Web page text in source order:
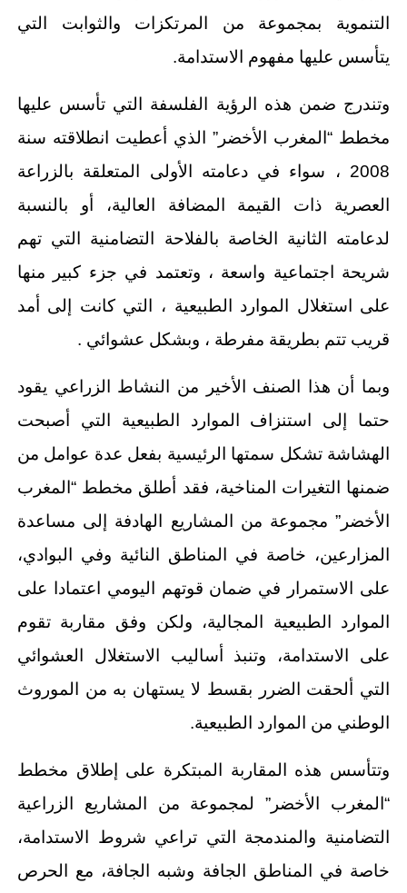
التنموية بمجموعة من المرتكزات والثوابت التي
يتأسس عليها مفهوم الاستدامة.
وتندرج ضمن هذه الرؤية الفلسفة التي تأسس عليها
مخطط “المغرب الأخضر” الذي أعطيت انطلاقته سنة
2008 ، سواء في دعامته الأولى المتعلقة بالزراعة
العصرية ذات القيمة المضافة العالية، أو بالنسبة
لدعامته الثانية الخاصة بالفلاحة التضامنية التي تهم
شريحة اجتماعية واسعة ، وتعتمد في جزء كبير منها
على استغلال الموارد الطبيعية ، التي كانت إلى أمد
قريب تتم بطريقة مفرطة ، وبشكل عشوائي .
وبما أن هذا الصنف الأخير من النشاط الزراعي يقود
حتما إلى استنزاف الموارد الطبيعية التي أصبحت
الهشاشة تشكل سمتها الرئيسية بفعل عدة عوامل من
ضمنها التغيرات المناخية، فقد أطلق مخطط “المغرب
الأخضر” مجموعة من المشاريع الهادفة إلى مساعدة
المزارعين، خاصة في المناطق النائية وفي البوادي،
على الاستمرار في ضمان قوتهم اليومي اعتمادا على
الموارد الطبيعية المجالية، ولكن وفق مقاربة تقوم
على الاستدامة، وتنبذ أساليب الاستغلال العشوائي
التي ألحقت الضرر بقسط لا يستهان به من الموروث
الوطني من الموارد الطبيعية.
وتتأسس هذه المقاربة المبتكرة على إطلاق مخطط
“المغرب الأخضر” لمجموعة من المشاريع الزراعية
التضامنية والمندمجة التي تراعي شروط الاستدامة،
خاصة في المناطق الجافة وشبه الجافة، مع الحرص